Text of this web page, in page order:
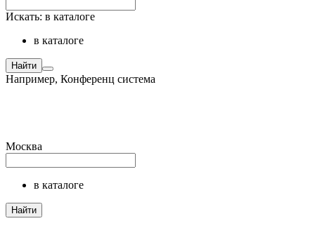
Искать: в каталоге
в каталоге
Найти
Например, Конференц система
Москва
в каталоге
Найти